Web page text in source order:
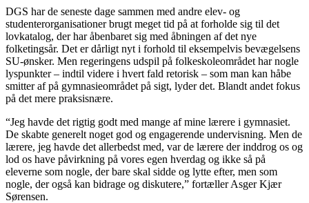
DGS har de seneste dage sammen med andre elev- og
studenterorganisationer brugt meget tid på at forholde sig til det
lovkatalog, der har åbenbaret sig med åbningen af det nye
folketingsår. Det er dårligt nyt i forhold til eksempelvis bevægelsens
SU-ønsker. Men regeringens udspil på folkeskoleområdet har nogle
lyspunkter – indtil videre i hvert fald retorisk – som man kan håbe
smitter af på gymnasieområdet på sigt, lyder det. Blandt andet fokus
på det mere praksisnære.
“Jeg havde det rigtig godt med mange af mine lærere i gymnasiet.
De skabte generelt noget god og engagerende undervisning. Men de
lærere, jeg havde det allerbedst med, var de lærere der inddrog os og
lod os have påvirkning på vores egen hverdag og ikke så på
eleverne som nogle, der bare skal sidde og lytte efter, men som
nogle, der også kan bidrage og diskutere,” fortæller Asger Kjær
Sørensen.